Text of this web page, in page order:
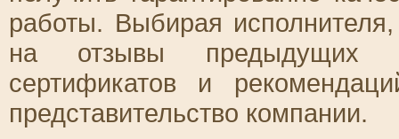
работы. Выбирая
на отзывы предыдущих
сертификатов и
представительство компании.